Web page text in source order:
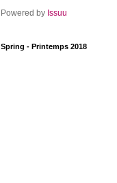
Powered by Issuu
Spring - Printemps 2018